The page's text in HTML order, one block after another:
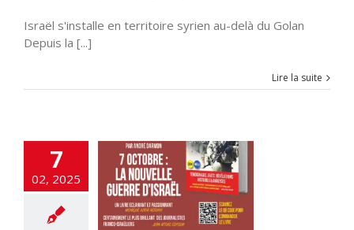
Israël s'installe en territoire syrien au-delà du Golan
Depuis la [...]
Lire la suite
7
02, 2025
quittent la
millionnaires
ETATS-
Fatah-Tanzim
Gaza GUERRE
HISTOIRE